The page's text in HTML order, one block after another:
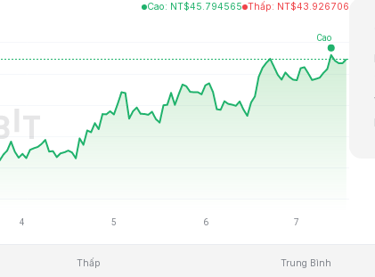
Cao: NT$45.794565 Thấp: NT$43.926706
Thấp Trung Bình